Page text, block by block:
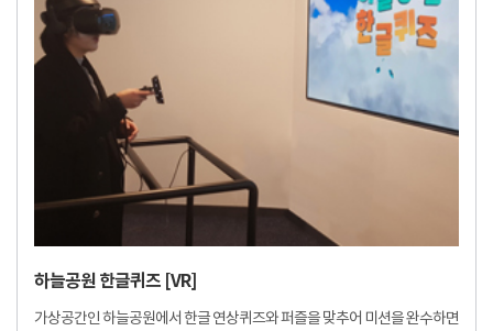
하늘공원 한글퀴즈 [VR]
가상공간인 하늘공원에서 한글 연상퀴즈와 퍼즐을 맞추어 미션을 완수하면